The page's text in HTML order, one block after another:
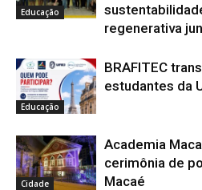
Educação
regenerativa
Educação
BRAFITEC
estudantes da
Cidade
Academia
cerimônia de
Macaé